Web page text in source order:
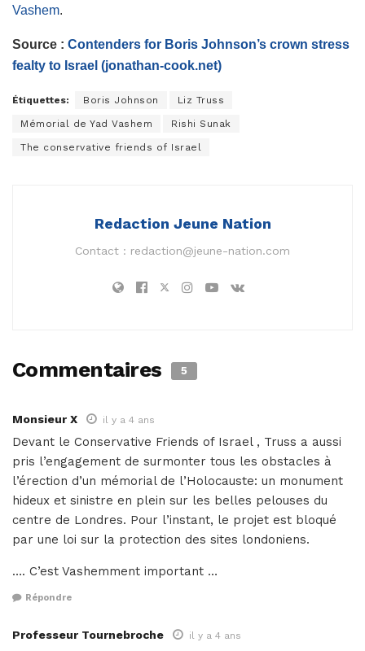
Vashem.
Source : Contenders for Boris Johnson’s crown stress
fealty to Israel (jonathan-cook.net)
Étiquettes: Boris Johnson Liz Truss
Mémorial de Yad Vashem Rishi Sunak
The conservative friends of Israel
Redaction Jeune Nation
Contact : redaction@jeune-nation.com
Commentaires 5
Monsieur X il y a 4 ans
Devant le Conservative Friends of Israel , Truss a aussi
pris l’engagement de surmonter tous les obstacles à
l’érection d’un mémorial de l’Holocauste: un monument
hideux et sinistre en plein sur les belles pelouses du
centre de Londres. Pour l’instant, le projet est bloqué
par une loi sur la protection des sites londoniens.
…. C’est Vashemment important …
Répondre
Professeur Tournebroche il y a 4 ans